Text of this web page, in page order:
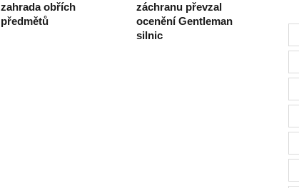
zahrada obřích
předmětů
záchranu převzal
ocenění Gentleman
silnic